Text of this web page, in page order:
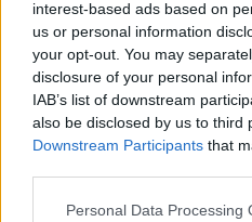
interest-based ads based on
us or personal information
your opt-out. You may
disclosure of your personal
IAB’s list of downstream
also be disclosed by us to third
Downstream Participants that
Personal Data Processing
Everton VM -
2
- por
Everton VM - CDU Católica